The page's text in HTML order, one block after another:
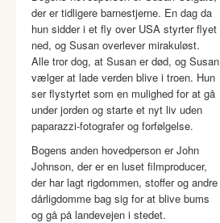
der er tidligere barnestjerne. En dag da
hun sidder i et fly over USA styrter flyet
ned, og Susan overlever mirakuløst.
Alle tror dog, at Susan er død, og Susan
vælger at lade verden blive i troen. Hun
ser flystyrtet som en mulighed for at gå
under jorden og starte et nyt liv uden
paparazzi-fotografer og forfølgelse.
Bogens anden hovedperson er John
Johnson, der er en luset filmproducer,
der har lagt rigdommen, stoffer og andre
dårligdomme bag sig for at blive bums
og gå på landevejen i stedet.